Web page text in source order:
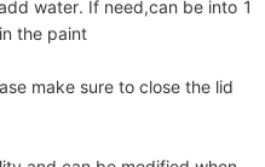
water. If need,can be into 1
the paint
make sure to close the lid